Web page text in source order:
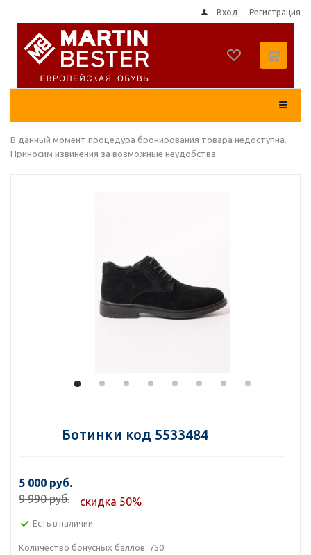
Вход Регистрация
В данный момент процедура бронирования товара недоступна.
Приносим извинения за возможные неудобства.
Ботинки код 5533484
5 000 руб.
9 990 руб.
скидка 50%
Есть в наличии
Количество бонусных баллов: 750